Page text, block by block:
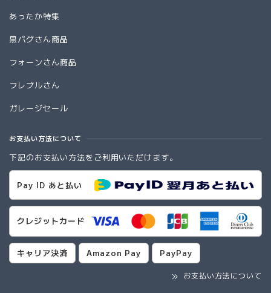
あったか特集
黒パグさん商品
フォーンさん商品
フレブルさん
ガレージセール
お支払い方法について
下記のお支払い方法をご利用いただけます。
Pay ID あと払い
クレジットカード
キャリア決済 Amazon Pay PayPay
お支払い方法について